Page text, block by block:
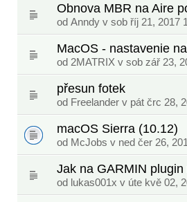
Obnova MBR na Aire
od Anndy v sob říj 21, 2017
MacOS - nastavenie
od 2MATRIX v sob zář 23,
přesun fotek
od Freelander v pát črc 28,
macOS Sierra (10.12)
od McJobs v ned čer 26,
Jak na GARMIN
od lukas001x v úte kvě 02,